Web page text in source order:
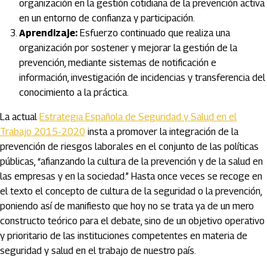
organización en la gestión cotidiana de la prevención activa
en un entorno de confianza y participación.
Aprendizaje: Esfuerzo continuado que realiza una
organización por sostener y mejorar la gestión de la
prevención, mediante sistemas de notificación e
información, investigación de incidencias y transferencia del
conocimiento a la práctica.
La actual Estrategia Española de Seguridad y Salud en el
Trabajo 2015-2020 insta a promover la integración de la
prevención de riesgos laborales en el conjunto de las políticas
públicas, “afianzando la cultura de la prevención y de la salud en
las empresas y en la sociedad.” Hasta once veces se recoge en
el texto el concepto de cultura de la seguridad o la prevención,
poniendo así de manifiesto que hoy no se trata ya de un mero
constructo teórico para el debate, sino de un objetivo operativo
y prioritario de las instituciones competentes en materia de
seguridad y salud en el trabajo de nuestro país.